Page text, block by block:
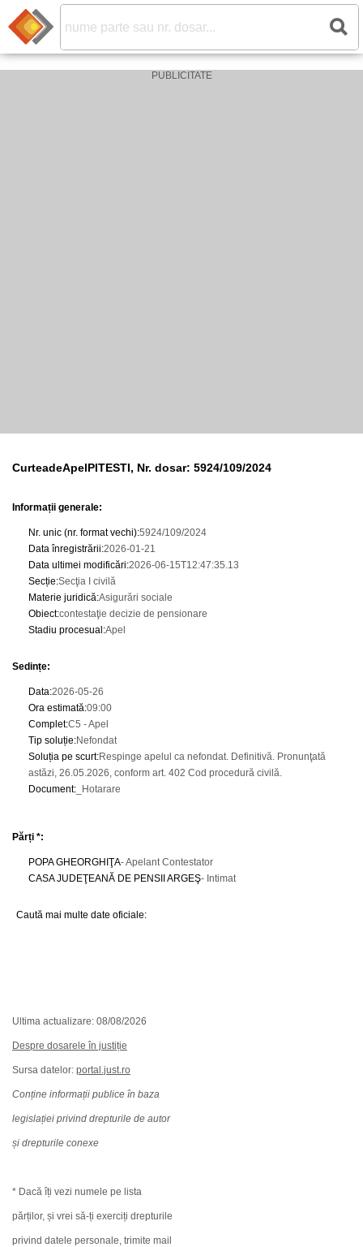
CurteadeApelPITESTI, Nr. dosar: 5924/109/2024
Informații generale:
Nr. unic (nr. format vechi):5924/109/2024
Data înregistrării:2026-01-21
Data ultimei modificări:2026-06-15T12:47:35.13
Secție:Secţia I civilă
Materie juridică:Asigurări sociale
Obiect:contestaţie decizie de pensionare
Stadiu procesual :Apel
Sedințe:
Data:2026-05-26
Ora estimată:09:00
Complet:C5 - Apel
Tip soluție:Nefondat
Soluția pe scurt:Respinge apelul ca nefondat. Definitivă. Pronunţată
astăzi, 26.05.2026, conform art. 402 Cod procedură civilă.
Document: _Hotarare
Părți *:
POPA GHEORGHIŢA- Apelant Contestator
CASA JUDEŢEANĂ DE PENSII ARGEŞ- Intimat
Caută mai multe date oficiale:
Ultima actualizare: 08/08/2026
Despre dosarele în justiție
Sursa datelor: portal.just.ro
Conține informații publice în baza
legislației privind drepturile de autor
și drepturile conexe
* Dacă îți vezi numele pe lista
părților, și vrei să-ți exerciți drepturile
privind datele personale, trimite mail